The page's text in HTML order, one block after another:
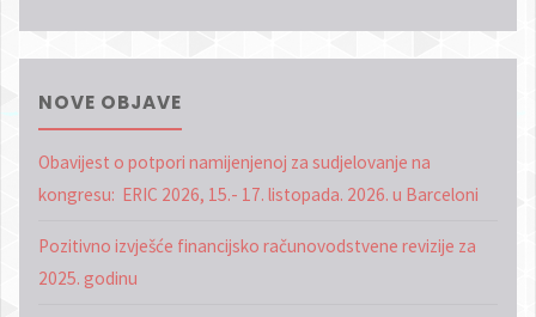
NOVE OBJAVE
Obavijest o potpori namijenjenoj za sudjelovanje na
kongresu: ERIC 2026, 15.- 17. listopada. 2026. u Barceloni
Pozitivno izvješće financijsko računovodstvene revizije za
2025. godinu